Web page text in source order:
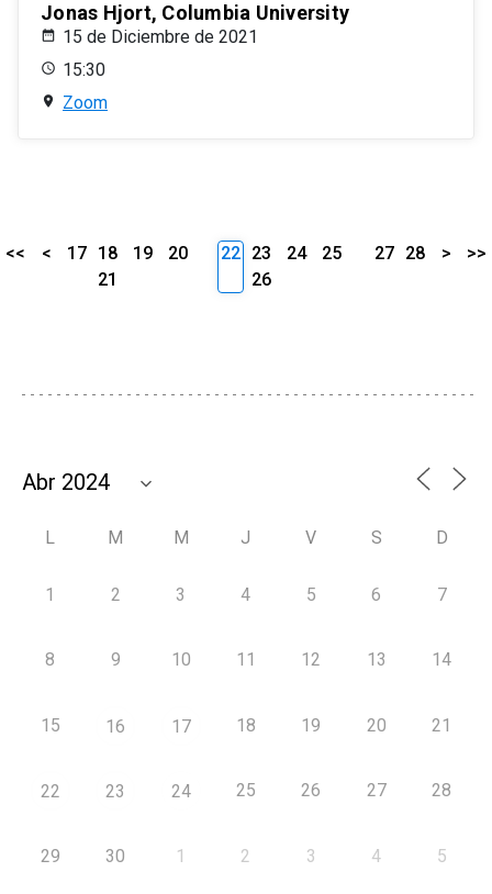
Jonas Hjort, Columbia University
15 de Diciembre de 2021
15:30
Zoom
<< < 17 18 19
20
21
22 23 24
25
26
27 28 > >>
L M M J V S D
1 2 3 4 5 6 7
8 9 10 11 12 13 14
15 16 17 18 19 20 21
22 23 24 25 26 27 28
29 30 1 2 3 4 5